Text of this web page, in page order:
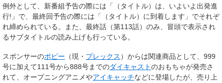
例外として、新番組予告の際には「（タイトル）は、いよいよ出発進
行!」で、最終回予告の際には「（タイトル）に到着します」でそれぞ
れ締められている。また、最終話（第113話）のみ、冒頭で表示され
るサブタイトルの読み上げも行っている。
スポンサーのポピー （現・ プレックス ）からは関連商品として、999
号に加えて111号から888号までのダイキャストのおもちゃが発売さ
れて、オープニングアニメやアイキャッチなどに登場したが、売り上